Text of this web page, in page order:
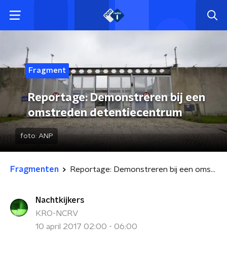
Fragment
Reportage: Demonstreren bij een
omstreden detentiecentrum
foto: ANP
Fragmenten Reportage: Demonstreren bij een omstreden detentiecentrum
Nachtkijkers
KRO-NCRV
10 april 2017 02:00 - 06:00